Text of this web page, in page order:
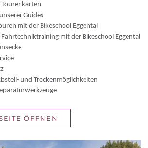
Guides
mit der Bikeschool Eggental
Fahrtechniktraining mit der Bikeschool Eggental
und Trockenmöglichkeiten
ÖFFNEN